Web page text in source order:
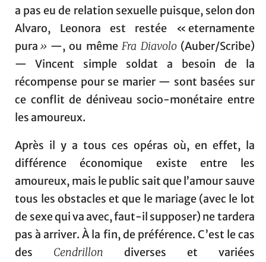
a pas eu de relation sexuelle puisque, selon don
Alvaro, Leonora est restée « eternamente
pura » —, ou même Fra Diavolo(Auber/Scribe)
— Vincent simple soldat a besoin de la
récompense pour se marier — sont basées sur
ce conflit de déniveau socio-monétaire entre
les amoureux.
Après il y a tous ces opéras où, en effet, la
différence économique existe entre les
amoureux, mais le public sait que l’amour sauve
tous les obstacles et que le mariage (avec le lot
de sexe qui va avec, faut-il supposer) ne tardera
pas à arriver. À la fin, de préférence. C’est le cas
des Cendrillon diverses et variées